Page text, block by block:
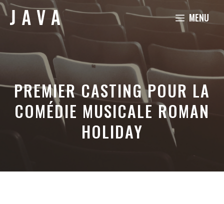
Aller
MENU
PREMIER CASTING POUR LA
COMÉDIE MUSICALE ROMAN
HOLIDAY